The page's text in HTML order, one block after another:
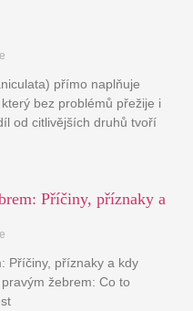
přímo naplňuje
bez problémů přežije i
od citlivějších druhů tvoří
Příčiny, příznaky a
Příčiny, příznaky a kdy
žebrem: Co to